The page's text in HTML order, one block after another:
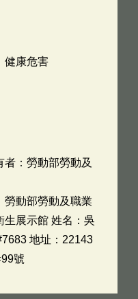
健康危害
：勞動部勞動及
勞動部勞動及職業
生展示館 姓名：吳
地址：22143
號